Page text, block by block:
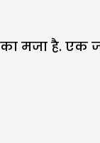
मजा है. एक